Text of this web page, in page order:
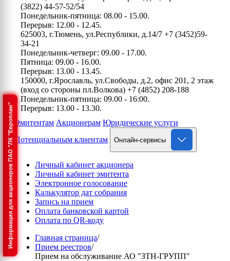
Информация для акционеров ПАО "ЛК "Европлан"
(3822) 44-57-52/54
Понедельник-пятница: 08.00 - 15.00.
Перерыв: 12.00 - 12.45.
625003, г.Тюмень, ул.Республики, д.14/7 +7 (3452)59-
34-21
Понедельник-четверг: 09.00 - 17.00.
Пятница: 09.00 - 16.00.
Перерыв: 13.00 - 13.45.
150000, г.Ярославль, ул.Свободы, д.2, офис 201, 2 этаж
(вход со стороны пл.Волкова) +7 (4852) 208-188
Понедельник-пятница: 09.00 - 16:00.
Перерыв: 13.00 - 13.30.
Эмитентам Акционерам Юридические услуги
Потенциальным клиентам
Онлайн-сервисы
Личный кабинет акционера
Личный кабинет эмитента
Электронное голосование
Калькулятор дат собрания
Запись на прием
Оплата банковской картой
Оплата по QR-коду
Главная страница/
Прием реестров/
Прием на обслуживание АО "ЗТН-ГРУПП"